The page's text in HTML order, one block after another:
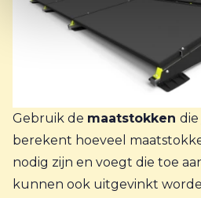
Gebruik de maatstokken die
berekent hoeveel
nodig zijn en voegt die toe
kunnen ook uitgevinkt